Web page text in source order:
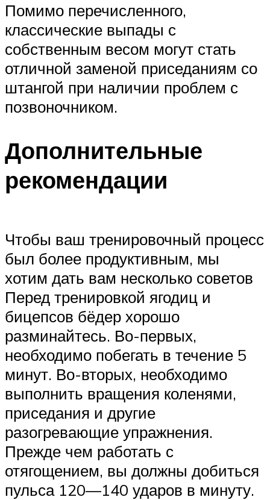
Помимо перечисленного,
классические выпады с
собственным весом могут стать
отличной заменой приседаниям со
штангой при наличии проблем с
позвоночником.
Дополнительные
рекомендации
Чтобы ваш тренировочный процесс
был более продуктивным, мы
хотим дать вам несколько советов
Перед тренировкой ягодиц и
бицепсов бёдер хорошо
разминайтесь. Во-первых,
необходимо побегать в течение 5
минут. Во-вторых, необходимо
выполнить вращения коленями,
приседания и другие
разогревающие упражнения.
Прежде чем работать с
отягощением, вы должны добиться
пульса 120—140 ударов в минуту.